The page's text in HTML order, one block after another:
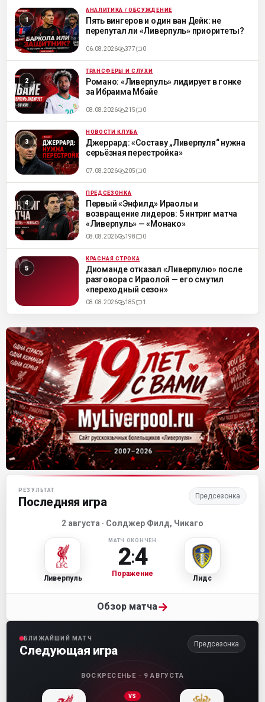
ML АНАЛИТИКА / ОБСУЖДЕНИЕ
Пять вингеров и один ван Дейк: не
перепутал ли «Ливерпуль» приоритеты?
06.08.2026 377 0
ML ТРАНСФЕРЫ И СЛУХИ
Романо: «Ливерпуль» лидирует в гонке
за Ибраима Мбайе
08.08.2026 215 0
ML НОВОСТИ КЛУБА
Джеррард: «Составу „Ливерпуля“ нужна
серьёзная перестройка»
07.08.2026 205 0
ML ПРЕДСЕЗОНКА
Первый «Энфилд» Ираолы и
возвращение лидеров: 5 интриг матча
«Ливерпуль» — «Монако»
08.08.2026 198 0
ML КРАСНАЯ СТРОКА
Диоманде отказал «Ливерпулю» после
разговора с Ираолой — его смутил
«переходный сезон»
08.08.2026 185 1
Матч-центр «Ливерпуля»
РЕЗУЛЬТАТ
Последняя игра Предсезонка
2 августа · Солджер Филд, Чикаго
Ливерпуль
МАТЧ ОКОНЧЕН
2:4
Поражение
Лидс
Обзор матча→
БЛИЖАЙШИЙ МАТЧ
Следующая игра Предсезонка
ВОСКРЕСЕНЬЕ · 9 АВГУСТА
VS